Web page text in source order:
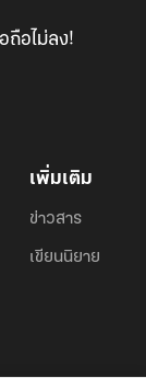
ถือไม่ลง!
เพิ่มเติม
ข่าวสาร
เขียนนิยาย